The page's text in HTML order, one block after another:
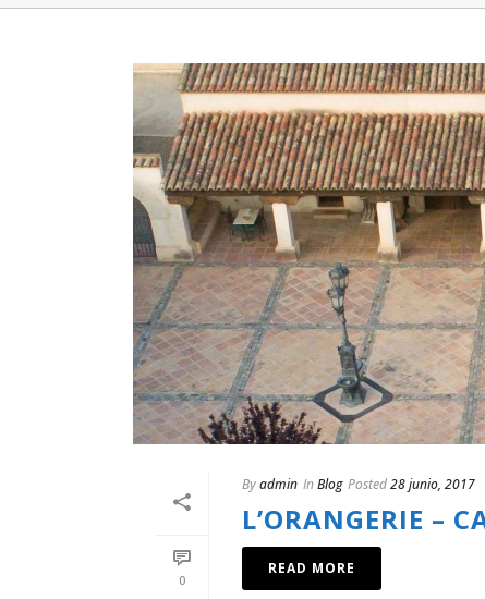
0
Byadmin InBlog Posted28 junio, 2017
L’ORANGERIE –
READ MORE